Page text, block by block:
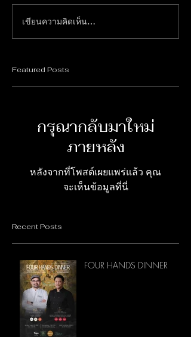
เขียนความคิดเห็น…
Featured Posts
กรุณากลับมาใหม่
ภายหลัง
หลังจากที่โพสต์เผยแพร่แล้ว คุณ
จะเห็นข้อมูลที่นี่
Recent Posts
FOUR HANDS DINNER